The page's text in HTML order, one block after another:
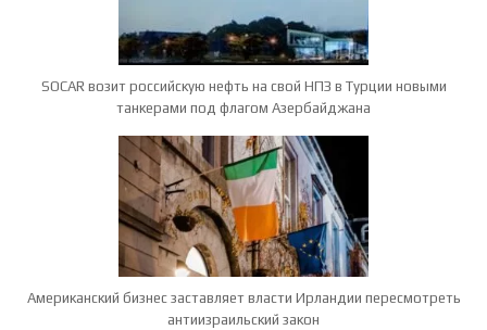
SOCAR возит российскую нефть на свой НПЗ в Турции новыми
танкерами под флагом Азербайджана
Американский бизнес заставляет власти Ирландии пересмотреть
антиизраильский закон